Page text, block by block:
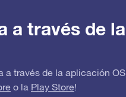
a través de
través de la aplicación
o la Play Store!